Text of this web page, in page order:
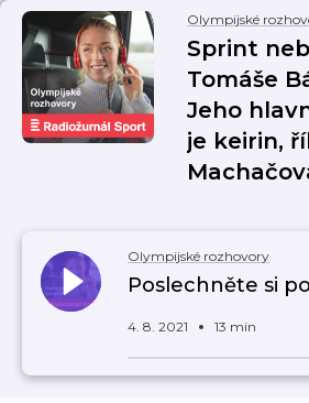
Olympijské
Sprint
Tomáše
Jeho
je keirin,
Olympijské rozhovory
Poslechněte si
4. 8. 2021 13 min